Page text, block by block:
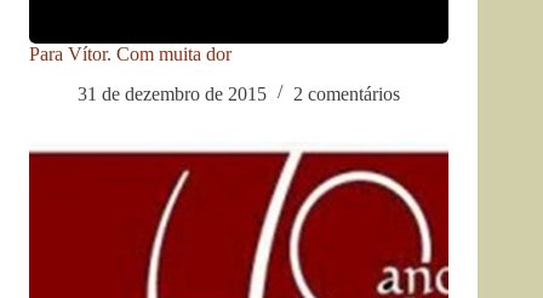
Para Vítor. Com muita dor
31 de dezembro de 2015
2 comentários